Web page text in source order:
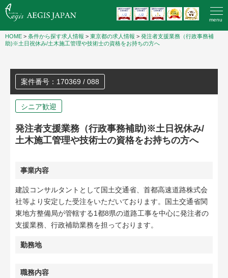
menu
HOME > 条件から探す求人情報 > 東京都の求人情報 > 発注者支援業務（行政事務補
助)※土日祝休み/土木施工管理や技術士の資格をお持ちの方へ
案件番号：170369 / 088
シニア歓迎
発注者支援業務（行政事務補助)※土日祝休み/
土木施工管理や技術士の資格をお持ちの方へ
事業内容
建設コンサルタントとして国土交通省、首都高速道路株式会
社等より安定した受注をいただいております。国土交通省関
東地方整備局が管轄する1都8県の道路工事を中心に発注者の
支援業務、行政補助業務を担っております。
勤務地
職務内容